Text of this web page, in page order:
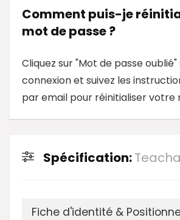
Comment puis-je
mot de passe ?
Cliquez sur "Mot de passe
connexion et suivez les
par email pour réinitialiser votre
Spécification:
Fiche d'identité &